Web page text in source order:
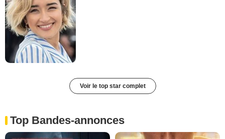
Voir le top star complet
Top Bandes-annonces